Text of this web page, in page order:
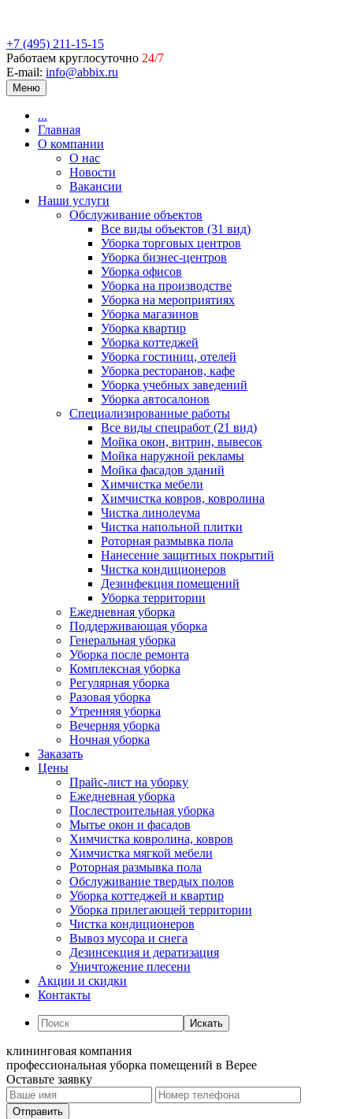
+7 (495) 211-15-15
Работаем круглосуточно 24/7
E-mail: info@abbix.ru
Меню
...
Главная
О компании
О нас
Новости
Вакансии
Наши услуги
Обслуживание объектов
Все виды объектов (31 вид)
Уборка торговых центров
Уборка бизнес-центров
Уборка офисов
Уборка на производстве
Уборка на мероприятиях
Уборка магазинов
Уборка квартир
Уборка коттеджей
Уборка гостиниц, отелей
Уборка ресторанов, кафе
Уборка учебных заведений
Уборка автосалонов
Специализированные работы
Все виды спецработ (21 вид)
Мойка окон, витрин, вывесок
Мойка наружной рекламы
Мойка фасадов зданий
Химчистка мебели
Химчистка ковров, ковролина
Чистка линолеума
Чистка напольной плитки
Роторная размывка пола
Нанесение защитных покрытий
Чистка кондиционеров
Дезинфекция помещений
Уборка территории
Ежедневная уборка
Поддерживающая уборка
Генеральная уборка
Уборка после ремонта
Комплексная уборка
Регулярная уборка
Разовая уборка
Утренняя уборка
Вечерняя уборка
Ночная уборка
Заказать
Цены
Прайс-лист на уборку
Ежедневная уборка
Послестроительная уборка
Мытье окон и фасадов
Химчистка ковролина, ковров
Химчистка мягкой мебели
Роторная размывка пола
Обслуживание твердых полов
Уборка коттеджей и квартир
Уборка прилегающей территории
Чистка кондиционеров
Вывоз мусора и снега
Дезинсекция и дератизация
Уничтожение плесени
Акции и скидки
Контакты
Искать
клининговая компания
профессиональная уборка помещений в Верее
Оставьте заявку